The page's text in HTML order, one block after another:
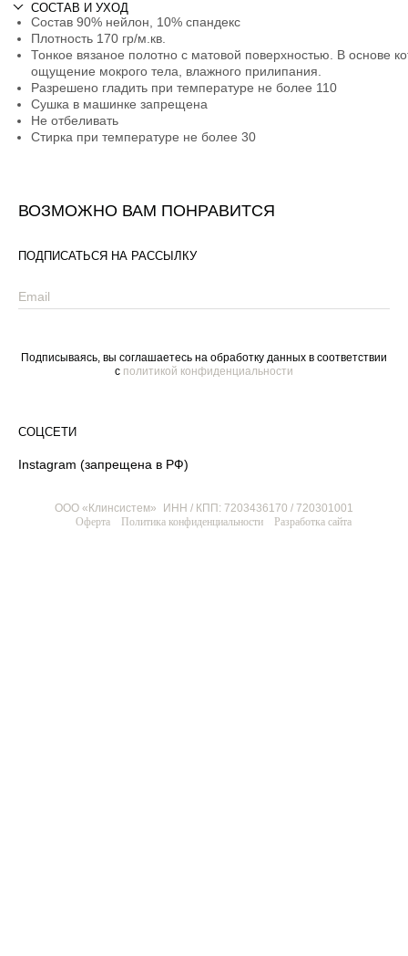
СОСТАВ И УХОД
Состав 90% нейлон, 10% спандекс
Плотность 170 гр/м.кв.
Тонкое вязаное полотно с матовой поверхностью. В основе
ощущение мокрого тела, влажного прилипания.
Разрешено гладить при температуре не более 110
Сушка в машинке запрещена
Не отбеливать
Стирка при температуре не более 30
ВОЗМОЖНО ВАМ ПОНРАВИТСЯ
ПОДПИСАТЬСЯ НА РАССЫЛКУ
Подписываясь, вы соглашаетесь на обработку данных в соответствии
с политикой конфиденциальности
СОЦСЕТИ
Instagram (запрещена в РФ)
Оферта Политика конфиденциальности Разработка сайта
ООО «Клинсистем» ИНН / КПП: 7203436170 / 720301001